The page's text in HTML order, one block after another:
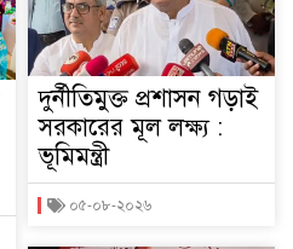
দুর্নীতিমুক্ত প্রশাসন গড়াই
সরকারের মূল লক্ষ্য :
ভূমিমন্ত্রী
০৫-০৮-২০২৬